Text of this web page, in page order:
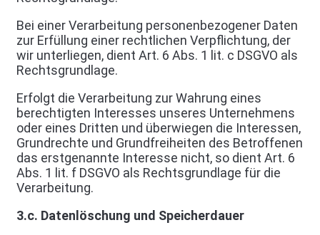
Bei einer Verarbeitung personenbezogener Daten
zur Erfüllung einer rechtlichen Verpflichtung, der
wir unterliegen, dient Art. 6 Abs. 1 lit. c DSGVO als
Rechtsgrundlage.
Erfolgt die Verarbeitung zur Wahrung eines
berechtigten Interesses unseres Unternehmens
oder eines Dritten und überwiegen die Interessen,
Grundrechte und Grundfreiheiten des Betroffenen
das erstgenannte Interesse nicht, so dient Art. 6
Abs. 1 lit. f DSGVO als Rechtsgrundlage für die
Verarbeitung.
3.c. Datenlöschung und Speicherdauer